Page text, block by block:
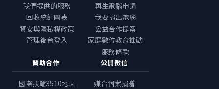
我們提供的服務
回收統計圖表
資安與隱私權政策
管理後台登入
再生電腦申請
我要捐出電腦
公益合作提案
家庭數位教育推動
服務條款
贊助合作
國際扶輪3510地區
公開徵信
媒合個案捐贈